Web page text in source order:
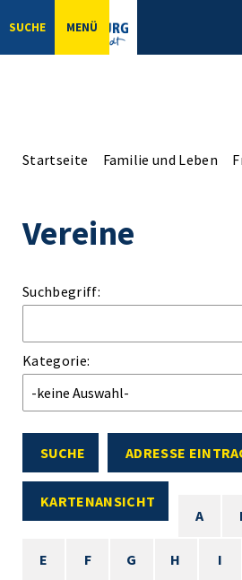
SUCHE MENÜ
Startseite Familie und Leben
Vereine
Suchbegriff:
Kategorie:
SUCHE ADRESSE
KARTENANSICHT
A
E F G H I